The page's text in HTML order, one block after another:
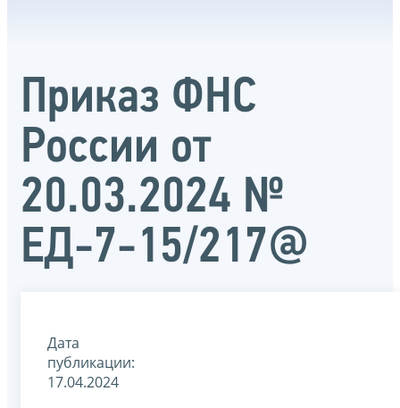
Приказ ФНС
России от
20.03.2024 №
ЕД-7-15/217@
Дата
публикации:
17.04.2024